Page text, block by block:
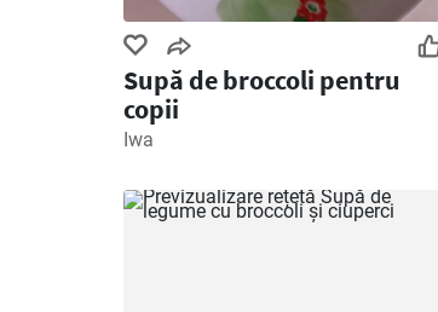
Supă de broccoli pentru
copii
Iwa